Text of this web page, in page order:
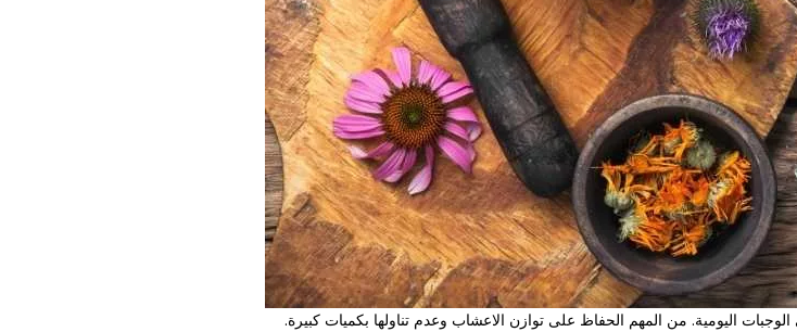
اليومية. من المهم الحفاظ على توازن الاعشاب وعدم تناولها بكميات كبيرة.